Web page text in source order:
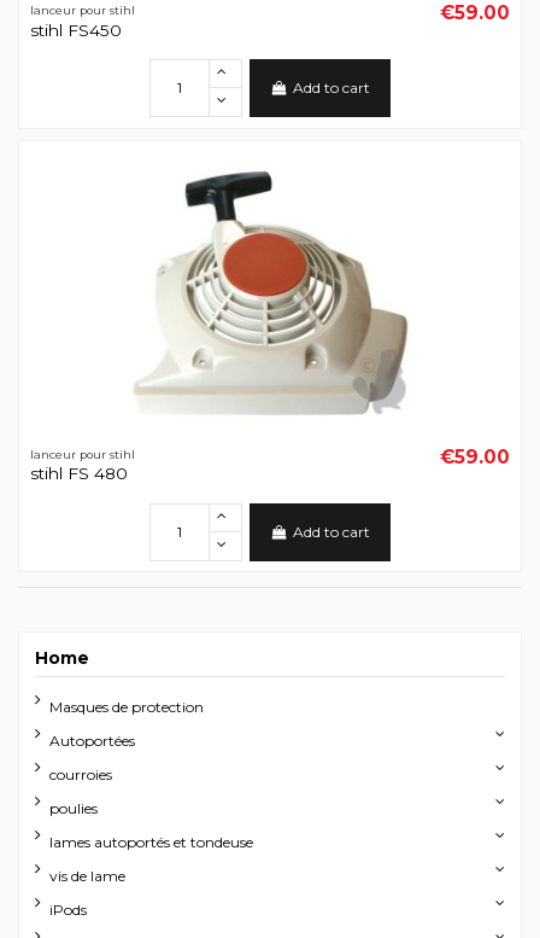
lanceur pour stihl
stihl FS450
€59.00
Add to cart
lanceur pour stihl
stihl FS 480
€59.00
Add to cart
Home
Masques de protection
Autoportées
courroies
poulies
lames autoportés et tondeuse
vis de lame
iPods